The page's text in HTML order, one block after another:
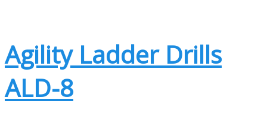
Agility Ladder Drills
ALD-8